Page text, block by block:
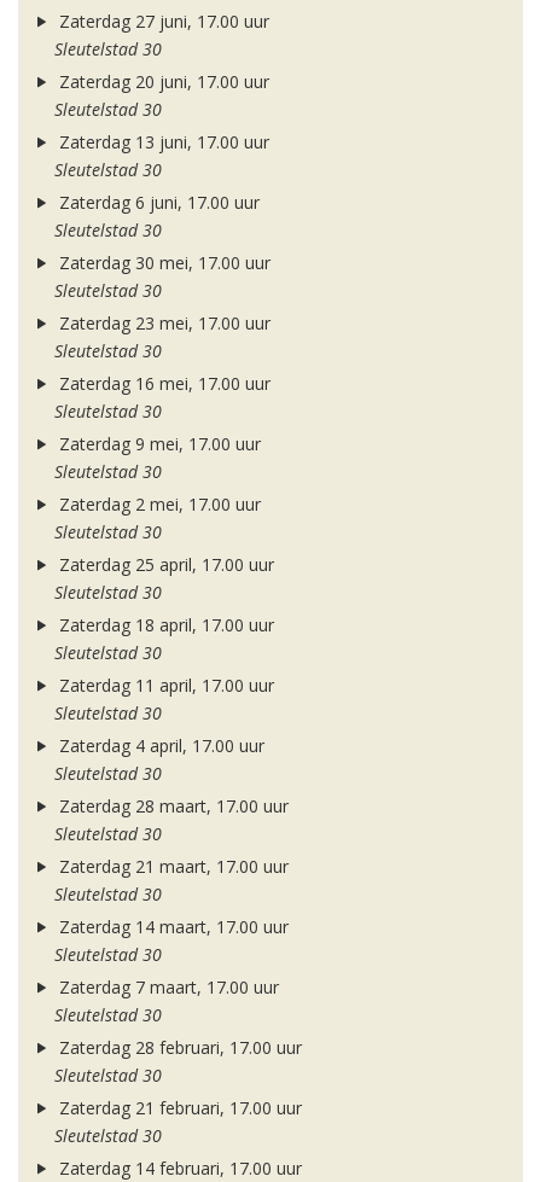
Zaterdag 27 juni, 17.00 uur
Sleutelstad 30
Zaterdag 20 juni, 17.00 uur
Sleutelstad 30
Zaterdag 13 juni, 17.00 uur
Sleutelstad 30
Zaterdag 6 juni, 17.00 uur
Sleutelstad 30
Zaterdag 30 mei, 17.00 uur
Sleutelstad 30
Zaterdag 23 mei, 17.00 uur
Sleutelstad 30
Zaterdag 16 mei, 17.00 uur
Sleutelstad 30
Zaterdag 9 mei, 17.00 uur
Sleutelstad 30
Zaterdag 2 mei, 17.00 uur
Sleutelstad 30
Zaterdag 25 april, 17.00 uur
Sleutelstad 30
Zaterdag 18 april, 17.00 uur
Sleutelstad 30
Zaterdag 11 april, 17.00 uur
Sleutelstad 30
Zaterdag 4 april, 17.00 uur
Sleutelstad 30
Zaterdag 28 maart, 17.00 uur
Sleutelstad 30
Zaterdag 21 maart, 17.00 uur
Sleutelstad 30
Zaterdag 14 maart, 17.00 uur
Sleutelstad 30
Zaterdag 7 maart, 17.00 uur
Sleutelstad 30
Zaterdag 28 februari, 17.00 uur
Sleutelstad 30
Zaterdag 21 februari, 17.00 uur
Sleutelstad 30
Zaterdag 14 februari, 17.00 uur